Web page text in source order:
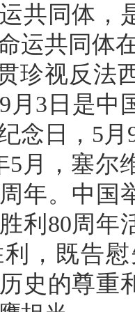
共同体，
运共同体
珍视反法
月3日是中
念日，5
5月，塞尔
年。中国
利80周年
，既告
史的尊重